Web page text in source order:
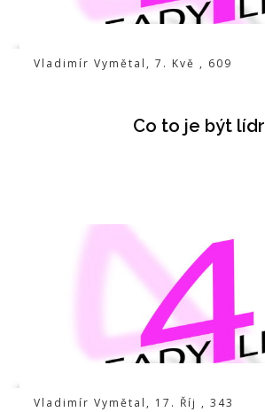
Vladimír Vymětal ,7. Kvě , 609
Co to je být lídr
Vladimír Vymětal , 17. Říj ,343